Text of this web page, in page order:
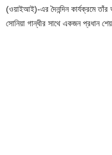
(ওয়াইআই)-এর দৈনন্দিন কার্যক্রমে তাঁর
সোনিয়া গান্ধীর সাথে একজন প্রধান